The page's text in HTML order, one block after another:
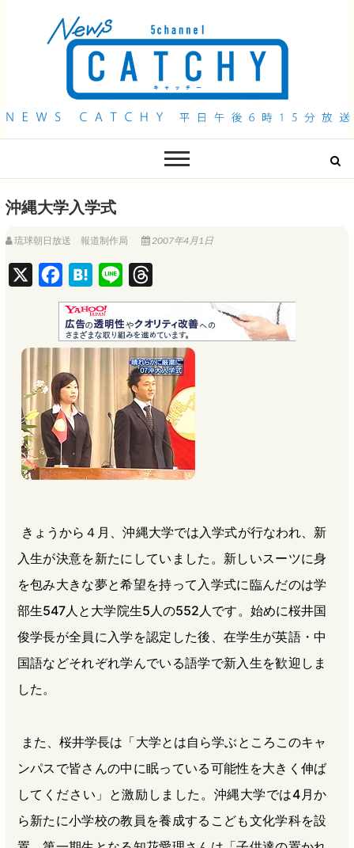
QAB NEWS Headline
沖縄大学入学式
琉球朝日放送 報道制作局 2007年4月1日
a
c
e
b
o
o
k
H
a
t
e
i
n
e
h
r
e
a
d
s
きょうから４月、沖縄大学では入学式が行なわれ、新
入生が決意を新たにしていました。新しいスーツに身
を包み大きな夢と希望を持って入学式に臨んだのは学
部生547人と大学院生5人の552人です。始めに桜井国
俊学長が全員に入学を認定した後、在学生が英語・中
国語などそれぞれ学んでいる語学で新入生を歓迎しま
した。
また、桜井学長は「大学とは自ら学ぶところこのキャ
ンパスで皆さんの中に眠っている可能性を大きく伸ば
してください」と激励しました。沖縄大学では4月か
ら新たに小学校の教員を養成するこども文化学科を設